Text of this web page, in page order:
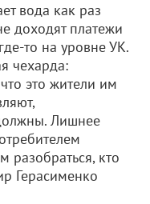
вода как раз
доходят платежи
то на уровне УК.
чехарда:
это жители им
Лишнее
разобраться, кто
Герасименко